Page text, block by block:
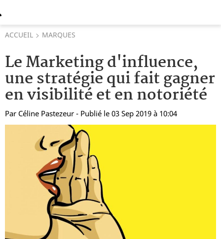
ACCUEIL MARQUES
Le Marketing d'influence,
une stratégie qui fait gagner
en visibilité et en notoriété
Par Céline Pastezeur - Publié le 03 Sep 2019 à 10:04